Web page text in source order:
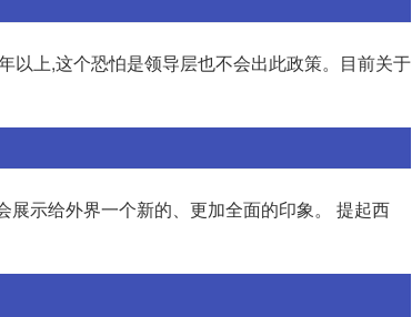
以上,这个恐怕是领导层也不会出此政策。目前关于
示给外界一个新的、更加全面的印象。 提起西